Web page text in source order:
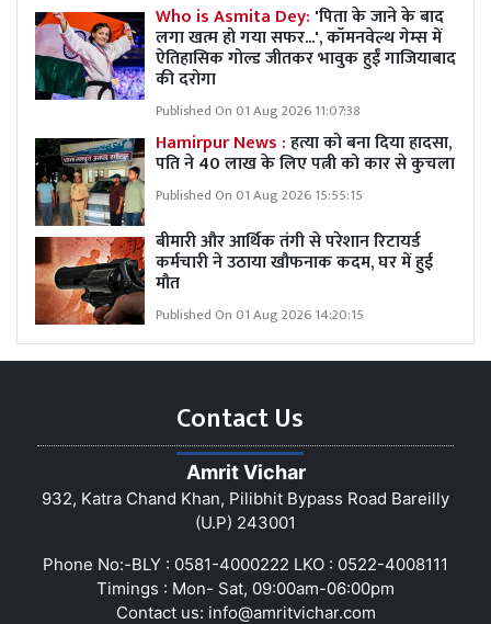
Who is Asmita Dey: 'पिता के जाने के बाद
लगा खत्म हो गया सफर...', कॉमनवेल्थ गेम्स में
ऐतिहासिक गोल्ड जीतकर भावुक हुईं गाजियाबाद
की दरोगा
Published On 01 Aug 2026 11:07:38
Hamirpur News :हत्या को बना दिया हादसा,
पति ने 40 लाख के लिए पत्नी को कार से कुचला
Published On 01 Aug 2026 15:55:15
बीमारी और आर्थिक तंगी से परेशान रिटायर्ड
कर्मचारी ने उठाया खौफनाक कदम, घर में हुई
मौत
Published On 01 Aug 2026 14:20:15
Contact Us
Amrit Vichar
932, Katra Chand Khan, Pilibhit Bypass Road Bareilly
(U.P) 243001
Phone No:-BLY : 0581-4000222 LKO : 0522-4008111
Timings : Mon- Sat, 09:00am-06:00pm
Contact us: info@amritvichar.com